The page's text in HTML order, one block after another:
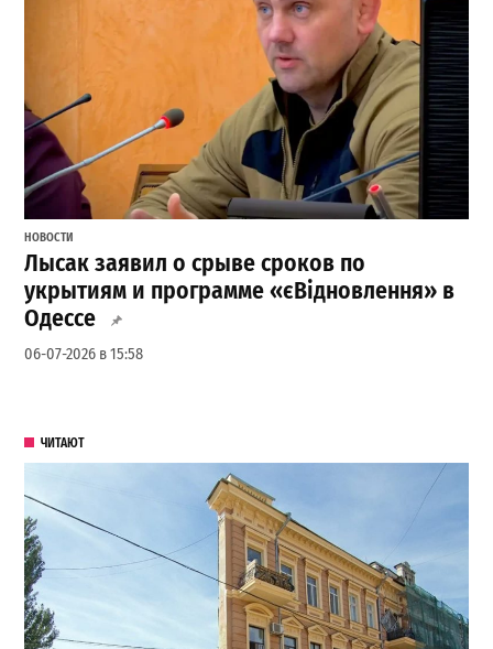
НОВОСТИ
Лысак заявил о срыве сроков по
укрытиям и программе «єВідновлення» в
Одессе
06-07-2026 в 15:58
ЧИТАЮТ